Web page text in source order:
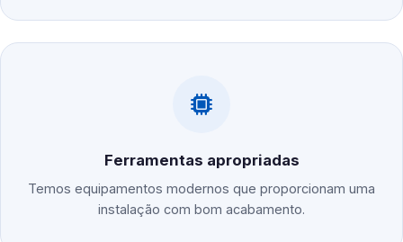
Ferramentas apropriadas
Temos equipamentos modernos que proporcionam uma
instalação com bom acabamento.